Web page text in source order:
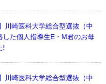
川崎医科大学総合型選抜（中
た個人指導生E・M君のお母
!
川崎医科大学総合型選抜（中